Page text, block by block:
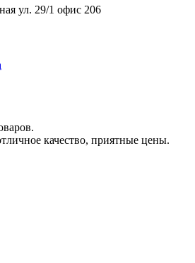
ул. 29/1 офис 206
качество, приятные цены.